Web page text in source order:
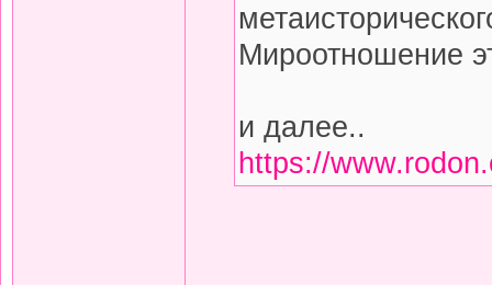
Мироотношение
и далее..
https://